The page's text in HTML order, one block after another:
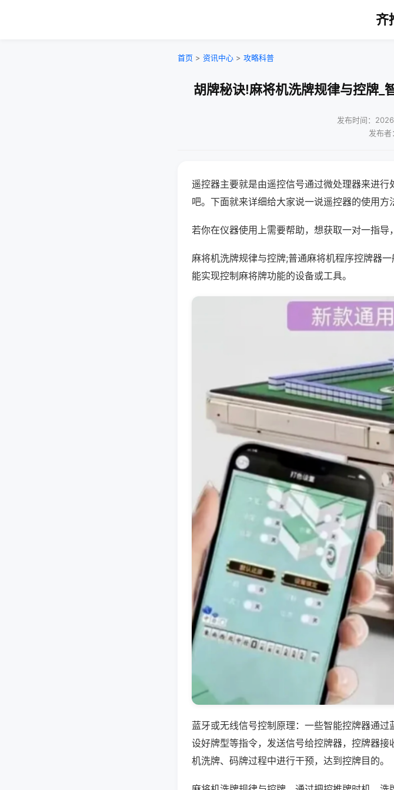
齐
首页 > 资讯中心 > 攻略科普
胡牌秘诀!麻将机洗牌规律与控牌_
发布时间：
发布者
遥控器主要就是由遥控信号通过微处理器来进
吧。下面就来详细给大家说一说遥控器的使用方
若你在仪器使用上需要帮助，想获取一对一指导
麻将机洗牌规律与控牌;普通麻将机程序控牌器
能实现控制麻将牌功能的设备或工具。
蓝牙或无线信号控制原理：一些智能控牌器通
设好牌型等指令，发送信号给控牌器，控牌器
机洗牌、码牌过程中进行干预，达到控牌目的。